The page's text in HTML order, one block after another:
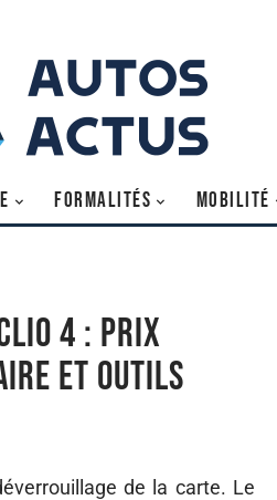
FORMALITÉS MOBILITÉ
4 : prix
et outils
de la carte. Le